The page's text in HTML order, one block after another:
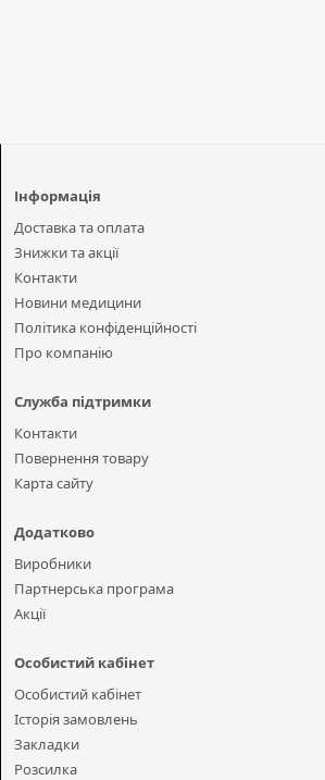
Інформація
Доставка та оплата
Знижки та акції
Контакти
Новини медицини
Політика конфіденційності
Про компанію
Служба підтримки
Контакти
Повернення товару
Карта сайту
Додатково
Виробники
Партнерська програма
Акції
Особистий кабінет
Особистий кабінет
Історія замовлень
Закладки
Розсилка